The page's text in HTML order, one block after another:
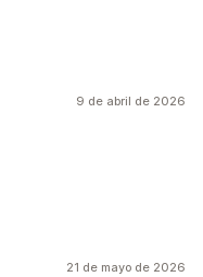
9 de abril de 2026
21 de mayo de 2026